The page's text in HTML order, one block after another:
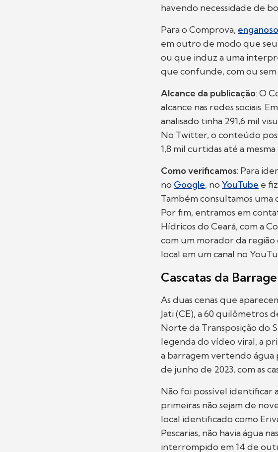
havendo necessidade de
Para o Comprova, enganoso
em outro de modo que seu
ou que induz a uma
que confunde, com ou
Alcance da publicação: O
alcance nas redes sociais.
analisado tinha 291,6 mil
No Twitter, o conteúdo
1,8 mil curtidas até a mesma
Como verificamos: Para
no Google, no YouTube e
Também consultamos
Por fim, entramos em
Hídricos do Ceará, com a
com um morador da
local em um canal no
Cascatas da
As duas cenas que
Jati (CE), a 60 quilômetros
Norte da Transposição do
legenda do vídeo viral, a
a barragem vertendo água
de junho de 2023, com as
Não foi possível identificar
primeiras não sejam de
local identificado como
Pescarias, não havia água
interrompido em 14 de